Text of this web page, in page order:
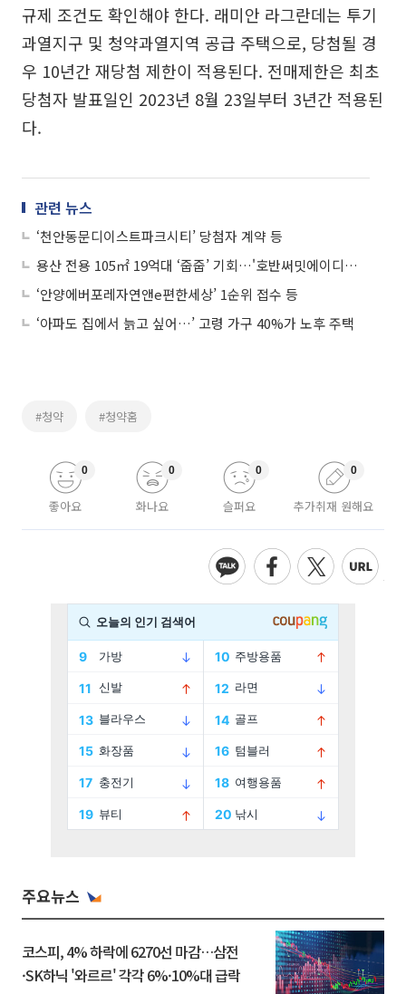
규제 조건도 확인해야 한다. 래미안 라그란데는 투기
과열지구 및 청약과열지역 공급 주택으로, 당첨될 경
우 10년간 재당첨 제한이 적용된다. 전매제한은 최초
당첨자 발표일인 2023년 8월 23일부터 3년간 적용된
다.
관련 뉴스
‘천안동문디이스트파크시티’ 당첨자 계약 등
용산 전용 105㎡ 19억대 ‘줍줍’ 기회…'호반써밋에이디션' 무순위 청약
‘안양에버포레자연앤e편한세상’ 1순위 접수 등
‘아파도 집에서 늙고 싶어…’ 고령 가구 40%가 노후 주택
#청약 #청약홈
좋아요
0
화나요
0
슬퍼요
0
추가취재 원해요
0
주요뉴스
코스피, 4% 하락에 6270선 마감…삼전
·SK하닉 '와르르' 각각 6%·10%대 급락